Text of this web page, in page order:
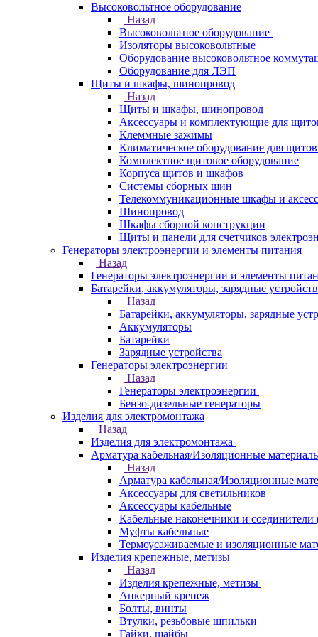
Высоковольтное оборудование
Назад
Высоковольтное оборудование
Изоляторы высоковольтные
Оборудование высоковольтное
Оборудование для ЛЭП
Щиты и шкафы, шинопровод
Назад
Щиты и шкафы, шинопровод
Аксессуары и комплектующие для
Клеммные зажимы
Климатическое оборудование для
Комплектное щитовое оборудование
Корпуса щитов и шкафов
Системы сборных шин
Телекоммуникационные шкафы и
Шинопровод
Шкафы сборной конструкции
Щиты и панели для счетчиков
Генераторы электроэнергии и элементы питания
Назад
Генераторы электроэнергии и элементы
Батарейки, аккумуляторы, зарядные
Назад
Батарейки, аккумуляторы, зарядные
Аккумуляторы
Батарейки
Зарядные устройства
Генераторы электроэнергии
Назад
Генераторы электроэнергии
Бензо-дизельные генераторы
Изделия для электромонтажа
Назад
Изделия для электромонтажа
Арматура кабельная/Изоляционные
Назад
Арматура кабельная/Изоляционные
Аксессуары для светильников
Аксессуары кабельные
Кабельные наконечники и соединители
Муфты кабельные
Термоусаживаемые и изоляционные
Изделия крепежные, метизы
Назад
Изделия крепежные, метизы
Анкерный крепеж
Болты, винты
Втулки, резьбовые шпильки
Гайки, шайбы